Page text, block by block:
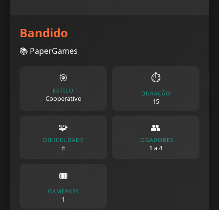
Bandido
📚 PaperGames
🎯
ESTILO
Cooperativo
⏱️
DURAÇÃO
15
🧩
DIFICULDADE
⭐
👥
JOGADORES
1 a 4
🎟️
GAMEPASS
1